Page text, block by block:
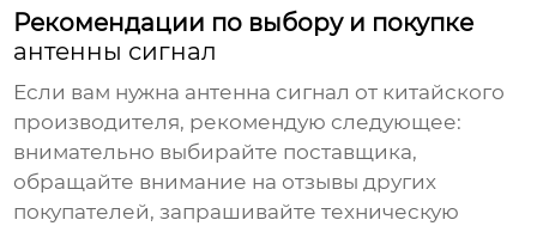
Рекомендации по выбору и покупке
антенны сигнал
Если вам нужна антенна сигнал от китайского
производителя, рекомендую следующее:
внимательно выбирайте поставщика,
обращайте внимание на отзывы других
покупателей, запрашивайте техническую